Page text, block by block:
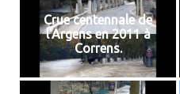
Crue centennale de
l'Argens en 2011 à
Correns.